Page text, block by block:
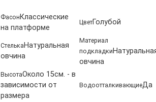
ФасонКлассические
на платформе
ЦветГолубой
СтелькаНатуральная
овчина
Материал
подкладки
овчина
ВысотаОколо 15см. - в
зависимости от
размера
ВодоотталкивающиеДа